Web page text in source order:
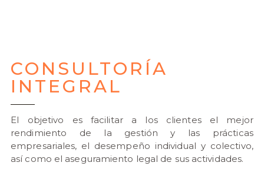
CONSULTORÍA
INTEGRAL
El objetivo es facilitar a los clientes el mejor
rendimiento de la gestión y las prácticas
empresariales, el desempeño individual y colectivo,
así como el aseguramiento legal de sus actividades.